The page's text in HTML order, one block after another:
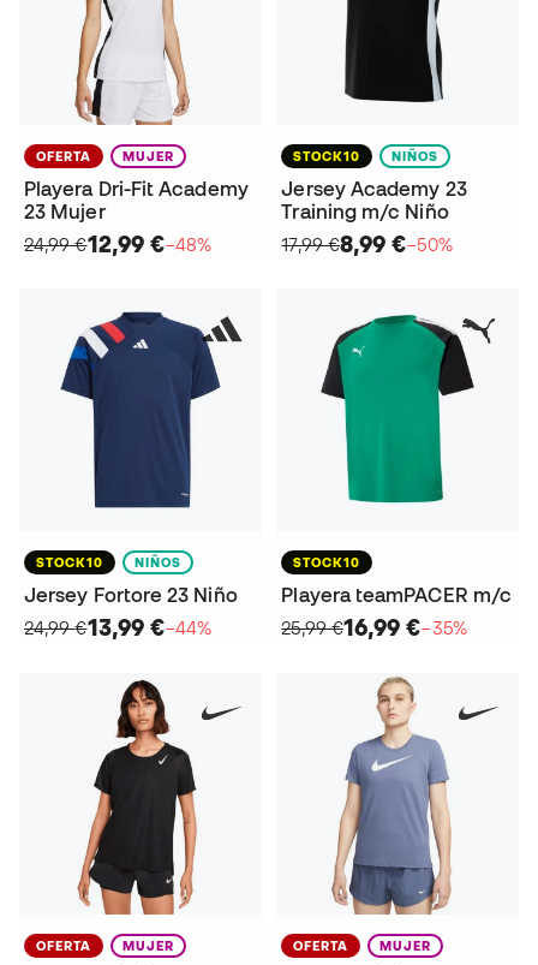
OFERTA MUJER
Playera Dri-Fit Academy
23 Mujer
24,99 €12,99 €−48%
STOCK10 NIÑOS
Jersey Academy 23
Training m/c Niño
17,99 €8,99 €−50%
STOCK10 NIÑOS
Jersey Fortore 23 Niño
24,99 €13,99 €−44%
STOCK10
Playera teamPACER m/c
25,99 €16,99 €−35%
OFERTA MUJER OFERTA MUJER